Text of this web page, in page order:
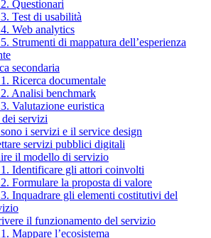
Questionari
Test di usabilità
Web analytics
Strumenti di mappatura dell’esperienza
secondaria
Ricerca documentale
Analisi benchmark
Valutazione euristica
servizi
i servizi e il service design
servizi pubblici digitali
il modello di servizio
Identificare gli attori coinvolti
Formulare la proposta di valore
Inquadrare gli elementi costitutivi del
il funzionamento del servizio
Mappare l’ecosistema